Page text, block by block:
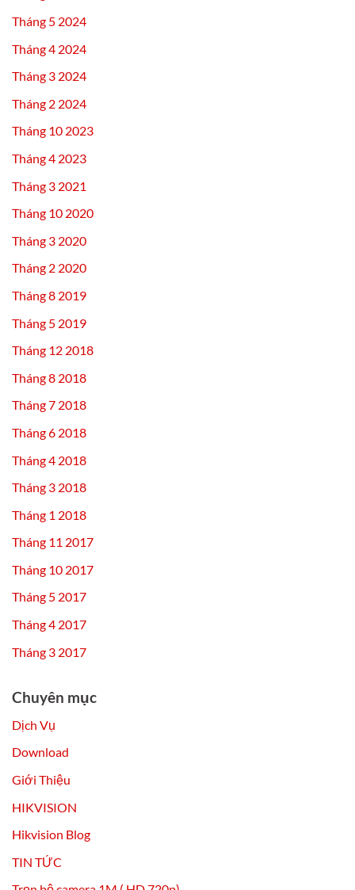
Tháng 5 2024
Tháng 4 2024
Tháng 3 2024
Tháng 2 2024
Tháng 10 2023
Tháng 4 2023
Tháng 3 2021
Tháng 10 2020
Tháng 3 2020
Tháng 2 2020
Tháng 8 2019
Tháng 5 2019
Tháng 12 2018
Tháng 8 2018
Tháng 7 2018
Tháng 6 2018
Tháng 4 2018
Tháng 3 2018
Tháng 1 2018
Tháng 11 2017
Tháng 10 2017
Tháng 5 2017
Tháng 4 2017
Tháng 3 2017
Chuyên mục
Dịch Vụ
Download
Giới Thiệu
HIKVISION
Hikvision Blog
TIN TỨC